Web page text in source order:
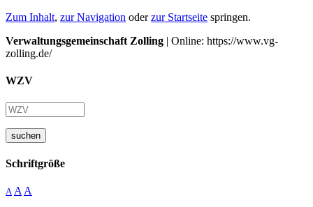
Zum Inhalt, zur Navigation oderzur Startseite springen.
Verwaltungsgemeinschaft Zolling | Online: https://www.vg-
zolling.de/
WZV
suchen
Schriftgröße
A A A